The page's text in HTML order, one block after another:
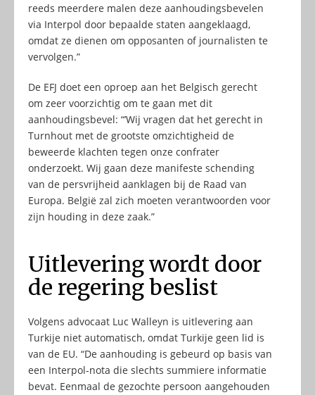
reeds meerdere malen deze aanhoudingsbevelen
via Interpol door bepaalde staten aangeklaagd,
omdat ze dienen om opposanten of journalisten te
vervolgen.”
De EFJ doet een oproep aan het Belgisch gerecht
om zeer voorzichtig om te gaan met dit
aanhoudingsbevel: “’Wij vragen dat het gerecht in
Turnhout met de grootste omzichtigheid de
beweerde klachten tegen onze confrater
onderzoekt. Wij gaan deze manifeste schending
van de persvrijheid aanklagen bij de Raad van
Europa. België zal zich moeten verantwoorden voor
zijn houding in deze zaak.”
Uitlevering wordt door
de regering beslist
Volgens advocaat Luc Walleyn is uitlevering aan
Turkije niet automatisch, omdat Turkije geen lid is
van de EU. “De aanhouding is gebeurd op basis van
een Interpol-nota die slechts summiere informatie
bevat. Eenmaal de gezochte persoon aangehouden